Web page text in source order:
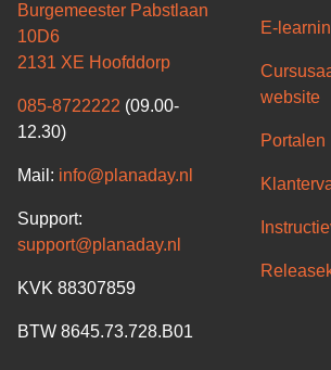
Burgemeester Pabstlaan
10D6
2131 XE Hoofddorp
085-8722222 (09.00-
12.30)
Mail: info@planaday.nl
Support:
support@planaday.nl
KVK 88307859
BTW 8645.73.728.B01
E-
website
Portalen